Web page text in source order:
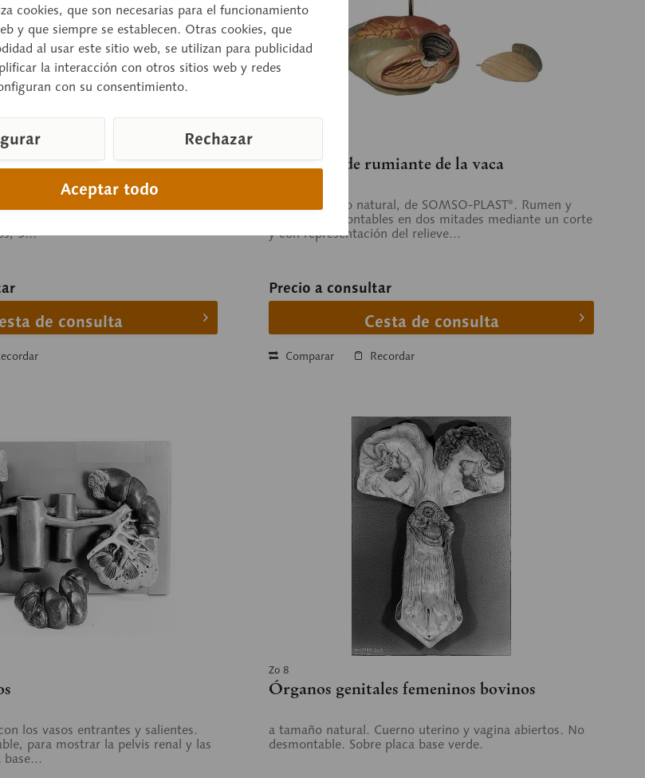
dentadura de bovino
Mandíbula modelada del natural en
5...
de consulta
Estómago de rumiante de la vaca
1/3 de tamaño natural, de SOMSO-PLAST®. Rumen y
retículo desmontables en dos mitades mediante un corte
y con representación del relieve...
Precio a consultar
Cesta de consulta
Comparar Recordar
los vasos entrantes y salientes.
para mostrar la pelvis renal y las
base...
Zo 8
Órganos genitales femeninos bovinos
a tamaño natural. Cuerno uterino y vagina abiertos. No
desmontable. Sobre placa base verde.
cookies, que son necesarias para el funcionamiento
y que siempre se establecen. Otras cookies, que
al usar este sitio web, se utilizan para publicidad
la interacción con otros sitios web y redes
con su consentimiento.
Aceptar todo
Rechazar